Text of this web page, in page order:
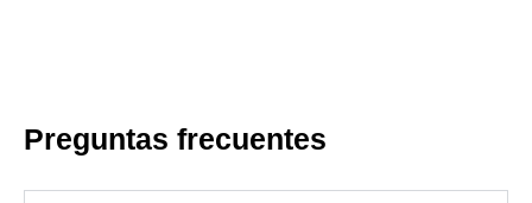
Preguntas frecuentes